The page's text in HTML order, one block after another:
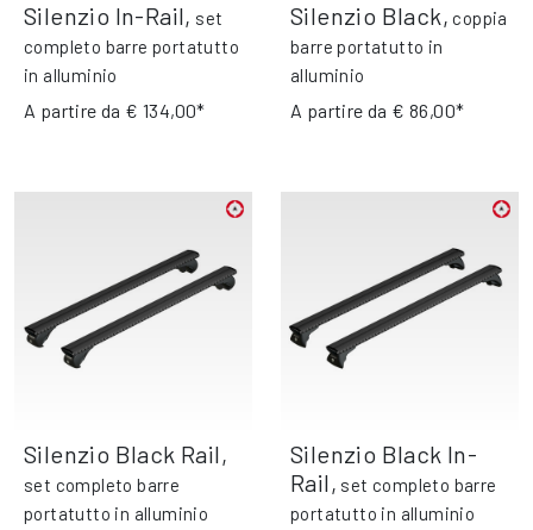
Silenzio In-Rail, set
completo barre portatutto
in alluminio
A partire da € 134,00*
Silenzio Black, coppia
barre portatutto in
alluminio
A partire da € 86,00*
Silenzio Black Rail,
set completo barre
portatutto in alluminio
Silenzio Black In-
Rail, set completo barre
portatutto in alluminio